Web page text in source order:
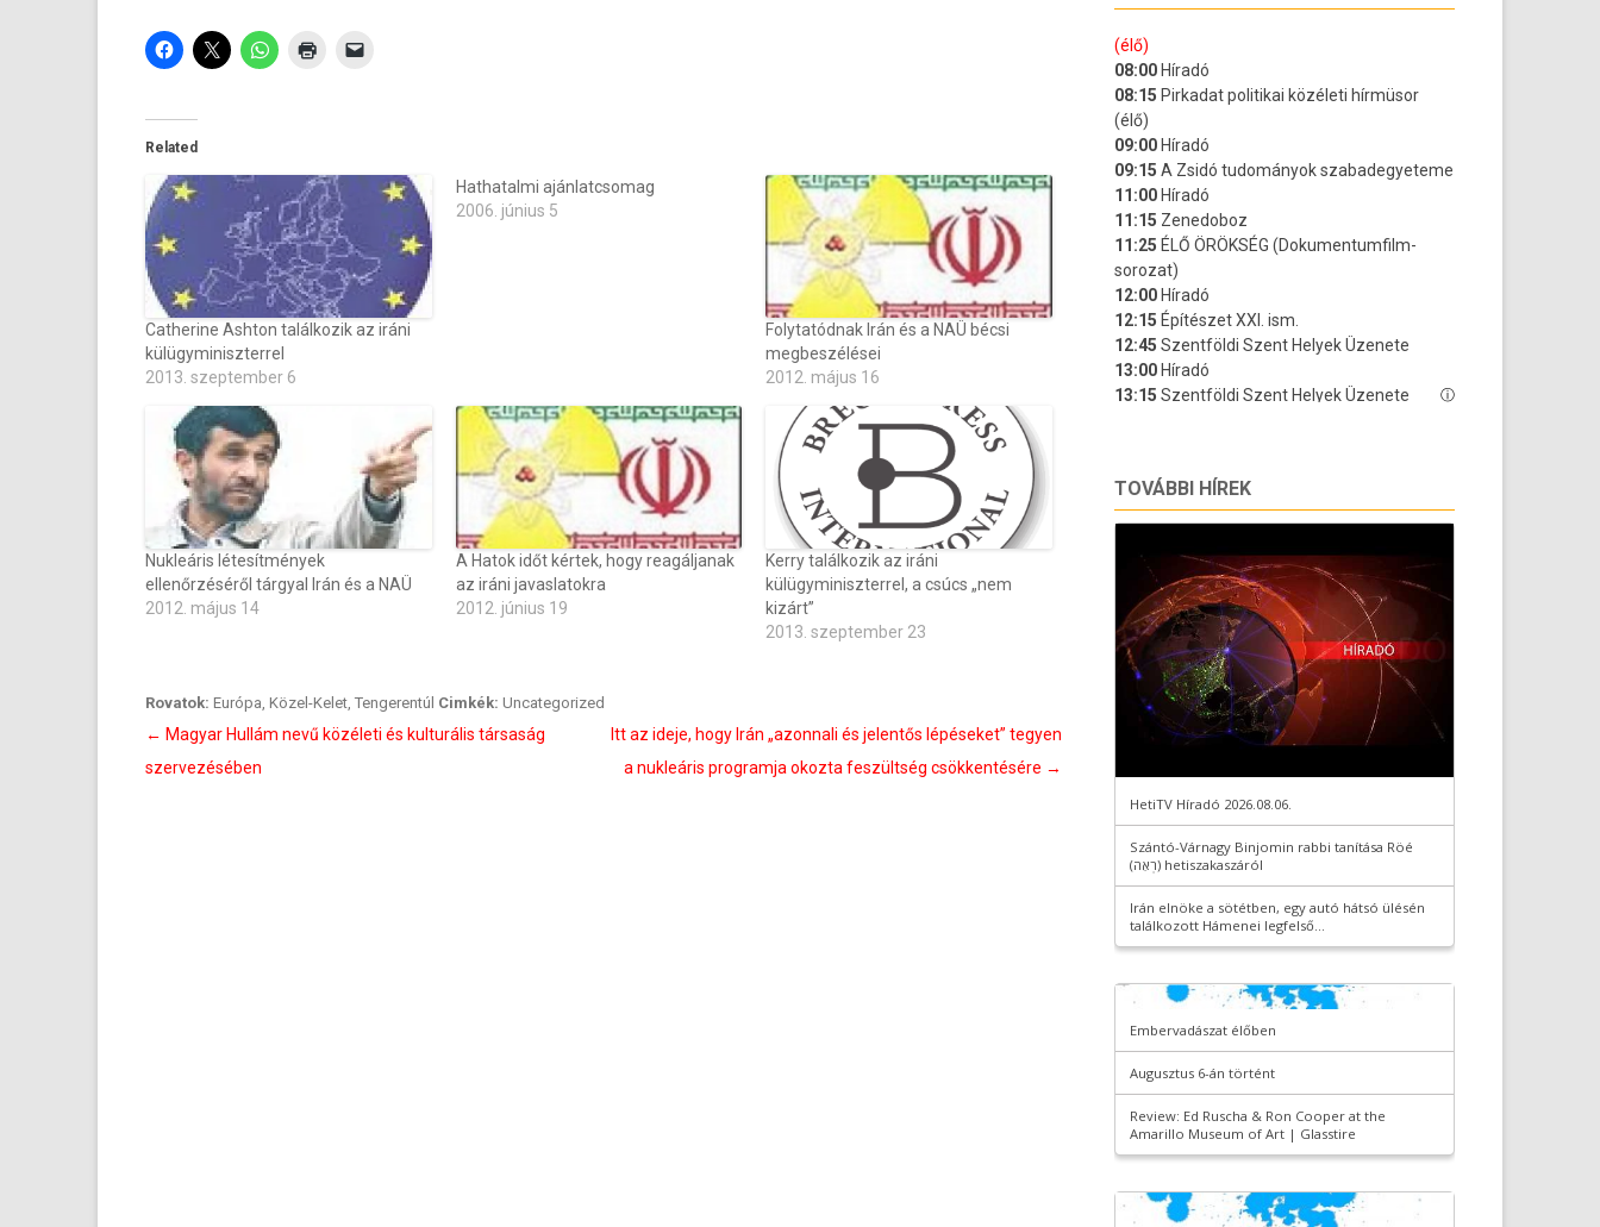
Related
Catherine Ashton találkozik az iráni
külügyminiszterrel
2013. szeptember 6
Hathatalmi ajánlatcsomag
2006. június 5
Folytatódnak Irán és a NAÜ bécsi
megbeszélései
2012. május 16
Nukleáris létesítmények
ellenőrzéséről tárgyal Irán és a NAÜ
2012. május 14
A Hatok időt kértek, hogy reagáljanak
az iráni javaslatokra
2012. június 19
Kerry találkozik az iráni
külügyminiszterrel, a csúcs „nem
kizárt”
2013. szeptember 23
Rovatok: Európa, Közel-Kelet, Tengerentúl Cimkék: Uncategorized
Bejegyzés
navigáció
← Magyar Hullám nevű közéleti és kulturális társaság
szervezésében
Itt az ideje, hogy Irán „azonnali és jelentős lépéseket” tegyen
a nukleáris programja okozta feszültség csökkentésére →
TOVÁBBI HÍREK